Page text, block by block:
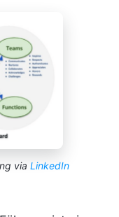
via LinkedIn